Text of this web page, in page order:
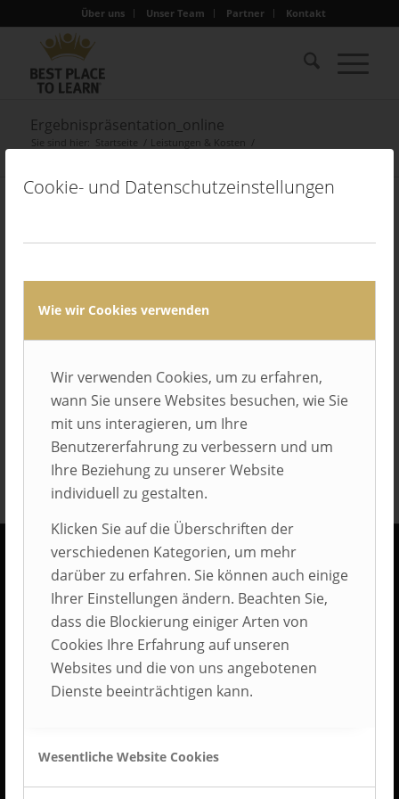
Cookie- und Datenschutzeinstellungen
Wie wir Cookies verwenden
Wir verwenden Cookies, um zu erfahren,
wann Sie unsere Websites besuchen, wie Sie
mit uns interagieren, um Ihre
Benutzererfahrung zu verbessern und um
Ihre Beziehung zu unserer Website
individuell zu gestalten.
Klicken Sie auf die Überschriften der
verschiedenen Kategorien, um mehr
darüber zu erfahren. Sie können auch einige
Ihrer Einstellungen ändern. Beachten Sie,
dass die Blockierung einiger Arten von
Cookies Ihre Erfahrung auf unseren
Websites und die von uns angebotenen
Dienste beeinträchtigen kann.
Wesentliche Website Cookies
Über uns Unser Team Partner Kontakt
Ergebnispräsentation_online
Sie sind hier: Startseite / Leistungen & Kosten /
KONTAKT
AUBI-plus GmbH
Weidehorst 116
D-32609 Hüllhorst